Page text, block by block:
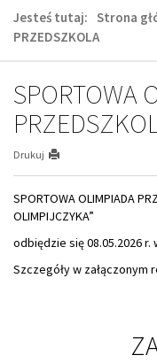
Jesteś tutaj: Strona
PRZEDSZKOLA
SPORTOWA
Drukuj
SPORTOWA OLIMPIADA
OLIMPIJCZYKA”
odbiędzie się 08.05.2026
Szczegóły w załączonym